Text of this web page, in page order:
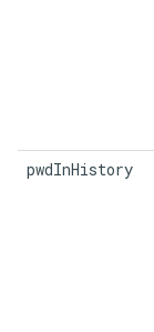
pwdInHistory